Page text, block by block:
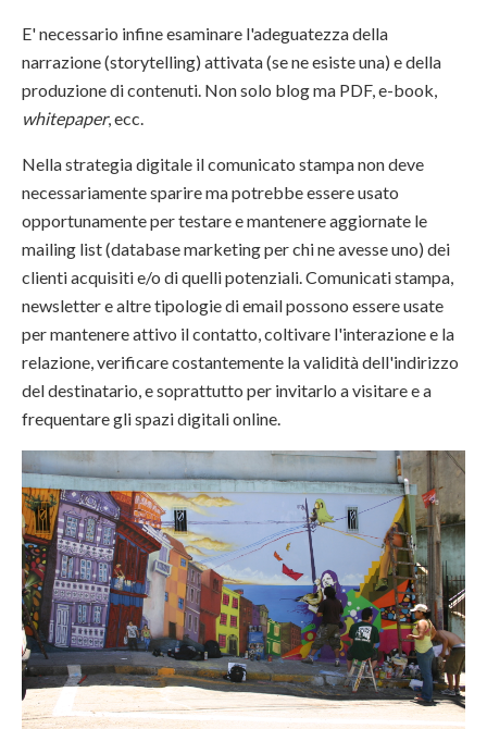
E' necessario infine esaminare l'adeguatezza della
narrazione (storytelling) attivata (se ne esiste una) e della
produzione di contenuti. Non solo blog ma PDF, e-book,
whitepaper, ecc.
Nella strategia digitale il comunicato stampa non deve
necessariamente sparire ma potrebbe essere usato
opportunamente per testare e mantenere aggiornate le
mailing list (database marketing per chi ne avesse uno) dei
clienti acquisiti e/o di quelli potenziali. Comunicati stampa,
newsletter e altre tipologie di email possono essere usate
per mantenere attivo il contatto, coltivare l'interazione e la
relazione, verificare costantemente la validità dell'indirizzo
del destinatario, e soprattutto per invitarlo a visitare e a
frequentare gli spazi digitali online.